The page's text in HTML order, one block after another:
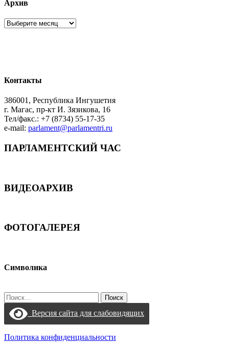
Архив
Архив
Контакты
386001, Республика Ингушетия
г. Магас, пр-кт И. Зязикова, 16
Тел/факс.: +7 (8734) 55-17-35
e-mail: parlament@parlamentri.ru
ПАРЛАМЕНТСКИЙ ЧАС
ВИДЕОАРХИВ
ФОТОГАЛЕРЕЯ
Символика
Найти:
Версия сайта для слабовидящих
Политика конфиденциальности